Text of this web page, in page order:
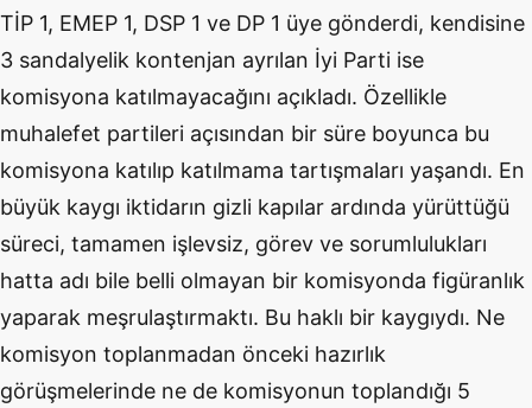
TİP 1, EMEP 1, DSP 1 ve DP 1 üye gönderdi, kendisine
3 sandalyelik kontenjan ayrılan İyi Parti ise
komisyona katılmayacağını açıkladı. Özellikle
muhalefet partileri açısından bir süre boyunca bu
komisyona katılıp katılmama tartışmaları yaşandı. En
büyük kaygı iktidarın gizli kapılar ardında yürüttüğü
süreci, tamamen işlevsiz, görev ve sorumlulukları
hatta adı bile belli olmayan bir komisyonda figüranlık
yaparak meşrulaştırmaktı. Bu haklı bir kaygıydı. Ne
komisyon toplanmadan önceki hazırlık
görüşmelerinde ne de komisyonun toplandığı 5